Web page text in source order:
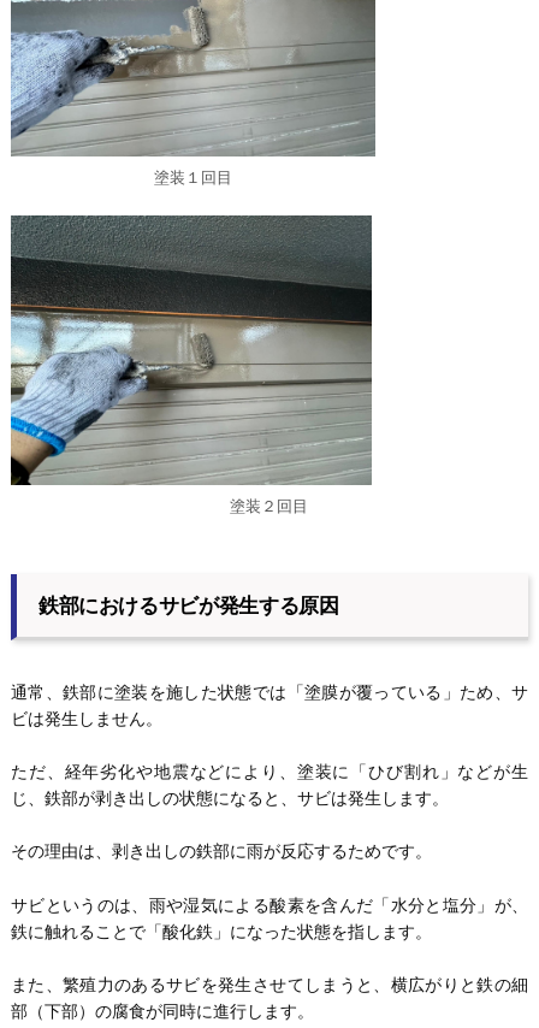
塗装１回目
塗装２回目
鉄部におけるサビが発生する原因
通常、鉄部に塗装を施した状態では「塗膜が覆っている」ため、サ
ビは発生しません。
ただ、経年劣化や地震などにより、塗装に「ひび割れ」などが生
じ、鉄部が剥き出しの状態になると、サビは発生します。
その理由は、剥き出しの鉄部に雨が反応するためです。
サビというのは、雨や湿気による酸素を含んだ「水分と塩分」が、
鉄に触れることで「酸化鉄」になった状態を指します。
また、繁殖力のあるサビを発生させてしまうと、横広がりと鉄の細
部（下部）の腐食が同時に進行します。